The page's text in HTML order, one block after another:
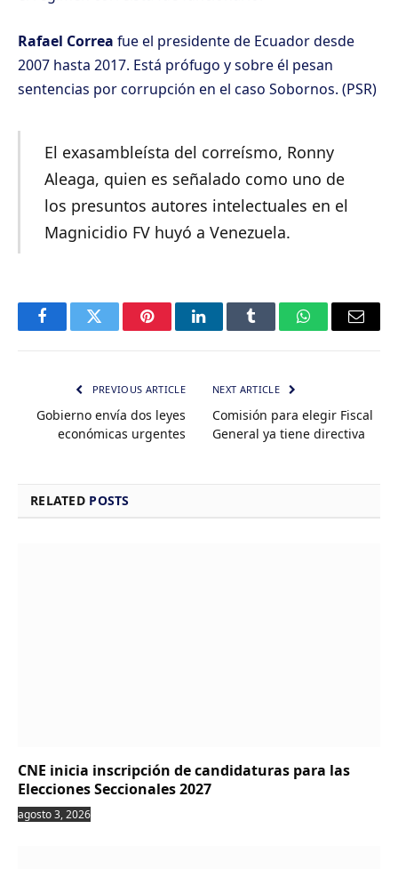
Rafael Correa fue el presidente de Ecuador desde
2007 hasta 2017. Está prófugo y sobre él pesan
sentencias por corrupción en el caso Sobornos. (PSR)
El exasambleísta del correísmo, Ronny
Aleaga, quien es señalado como uno de
los presuntos autores intelectuales en el
Magnicidio FV huyó a Venezuela.
FacebookTwitter PinterestLinkedInTumblr WhatsAppEmail
PREVIOUS ARTICLE
Gobierno envía dos leyes
económicas urgentes
NEXT ARTICLE
Comisión para elegir Fiscal
General ya tiene directiva
RELATED POSTS
CNE inicia inscripción de candidaturas para las
Elecciones Seccionales 2027
agosto 3, 2026